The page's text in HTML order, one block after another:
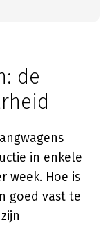
de
in enkele
week. Hoe is
goed vast te